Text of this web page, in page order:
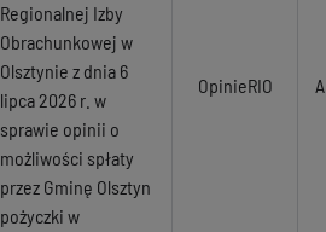
Regionalnej Izby
Obrachunkowej w
Olsztynie z dnia 6
lipca 2026 r. w
sprawie opinii o
możliwości spłaty
przez Gminę Olsztyn
pożyczki w
OpinieRIO